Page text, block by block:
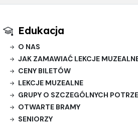
Edukacja
O NAS
JAK ZAMAWIAĆ LEKCJE
CENY BILETÓW
LEKCJE MUZEALNE
GRUPY O SZCZEGÓLNYCH
OTWARTE BRAMY
SENIORZY